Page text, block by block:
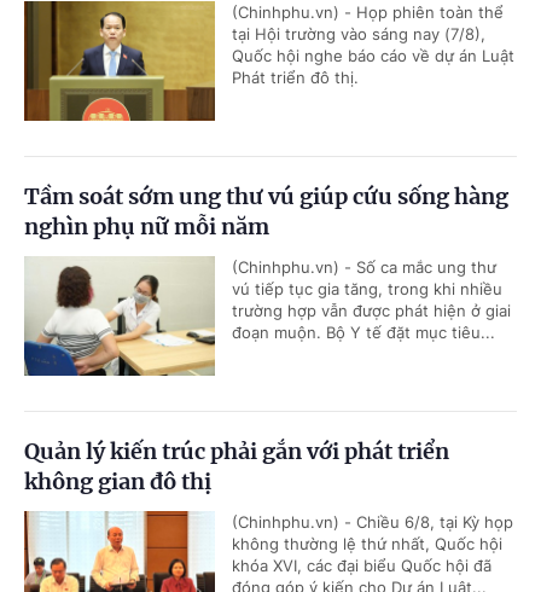
(Chinhphu.vn) - Họp phiên toàn thể
tại Hội trường vào sáng nay (7/8),
Quốc hội nghe báo cáo về dự án Luật
Phát triển đô thị.
Tầm soát sớm ung thư vú giúp cứu sống hàng
nghìn phụ nữ mỗi năm
(Chinhphu.vn) - Số ca mắc ung thư
vú tiếp tục gia tăng, trong khi nhiều
trường hợp vẫn được phát hiện ở giai
đoạn muộn. Bộ Y tế đặt mục tiêu...
Quản lý kiến trúc phải gắn với phát triển
không gian đô thị
(Chinhphu.vn) - Chiều 6/8, tại Kỳ họp
không thường lệ thứ nhất, Quốc hội
khóa XVI, các đại biểu Quốc hội đã
đóng góp ý kiến cho Dự án Luật...